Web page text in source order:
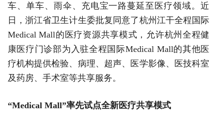
车、单车、雨伞、充电宝一路蔓延至医疗领域。近
日，浙江省卫生计生委批复同意了杭州江干全程国际
Medical Mall的医疗资源共享模式，允许杭州全程健
康医疗门诊部为入驻全程国际Medical Mall的其他医
疗机构提供检验、病理、超声、医学影像、医技科室
及药房、手术室等共享服务。
“Medical Mall”率先试点全新医疗共享模式